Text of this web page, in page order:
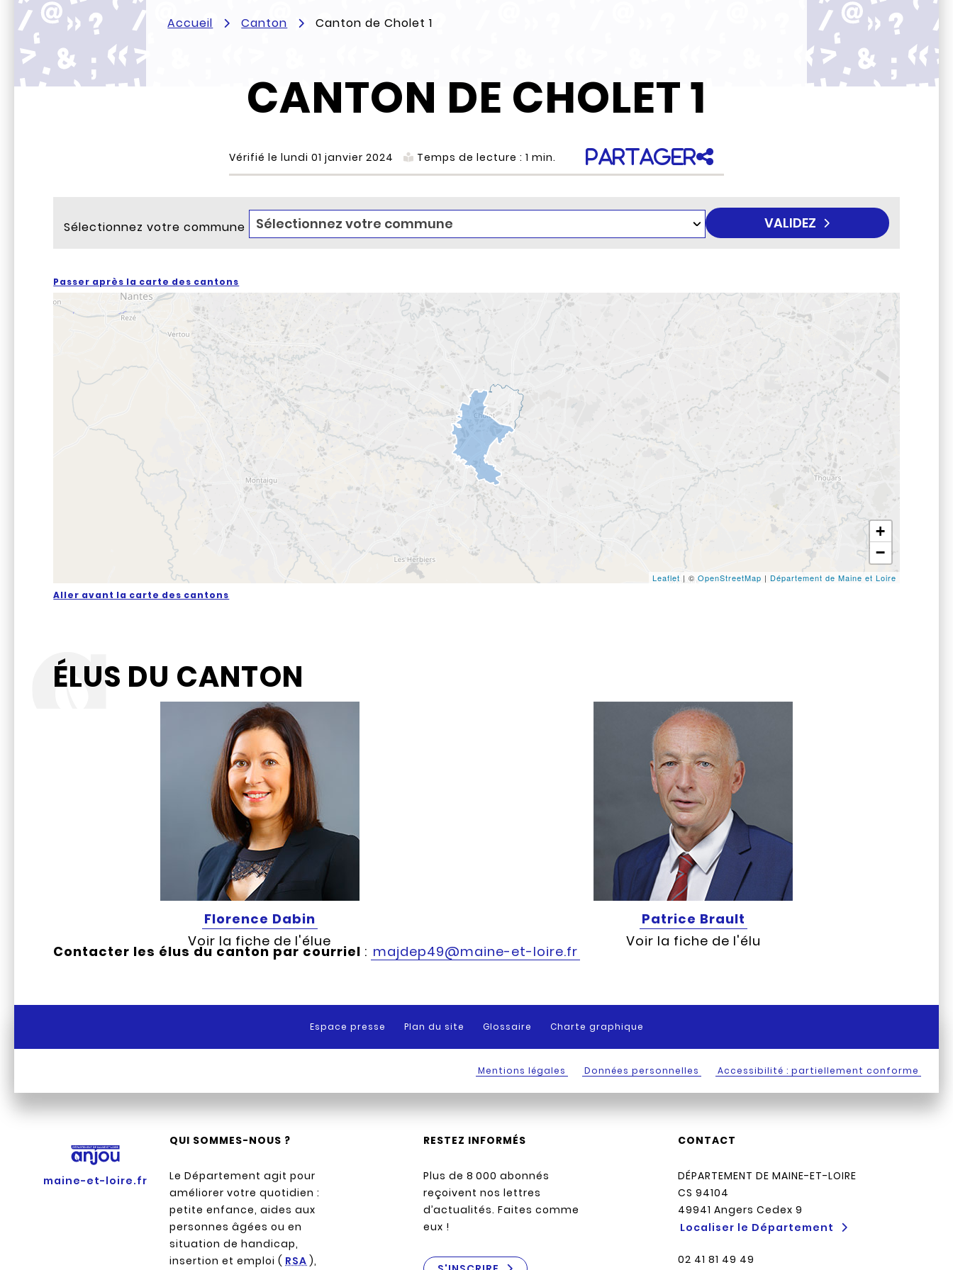
Accueil Canton Canton de Cholet 1
CANTON DE CHOLET 1
Vérifié le lundi 01 janvier 2024 Temps de lecture : 1 min. Partager
Sélectionnez votre commune VALIDEZ
Passer après la carte des cantons
+
−
Leaflet | © OpenStreetMap | Département de Maine et Loire
Aller avant la carte des cantons
ÉLUS DU CANTON
Florence Dabin
Voir la fiche de l'élue
Patrice Brault
Voir la fiche de l'élu
Contacter les élus du canton par courriel : majdep49@maine-et-loire.fr
Espace presse Plan du site Glossaire Charte graphique
Mentions légales Données personnelles Accessibilité : partiellement conforme
maine-et-loire.fr
QUI SOMMES-NOUS ?
Le Département agit pour
améliorer votre quotidien :
petite enfance, aides aux
personnes âgées ou en
situation de handicap,
insertion et emploi ( RSA ),
RESTEZ INFORMÉS
Plus de 8 000 abonnés
reçoivent nos lettres
d’actualités. Faites comme
eux !
CONTACT
DÉPARTEMENT DE MAINE-ET-LOIRE
CS 94104
49941 Angers Cedex 9
Localiser le Département
02 41 81 49 49